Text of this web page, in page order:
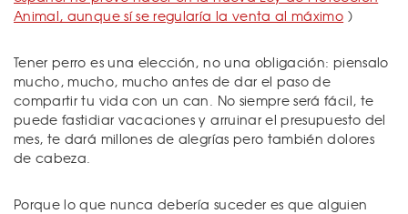
Animal, aunque sí se regularía la venta al máximo )
Tener perro es una elección, no una obligación: piensalo
mucho, mucho, mucho antes de dar el paso de
compartir tu vida con un can. No siempre será fácil, te
puede fastidiar vacaciones y arruinar el presupuesto del
mes, te dará millones de alegrías pero también dolores
de cabeza.
Porque lo que nunca debería suceder es que alguien